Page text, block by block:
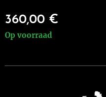
360,00 €
Op voorraad